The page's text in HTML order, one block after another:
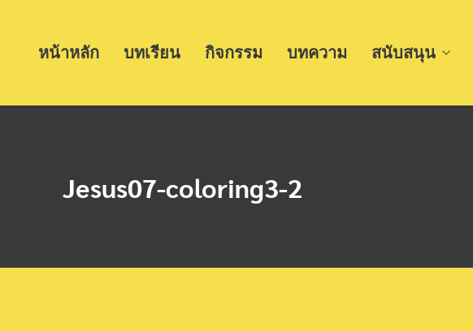
หน้าหลัก บทเรียน กิจกรรม บทความ สนับสนุน
Jesus07-coloring3-2